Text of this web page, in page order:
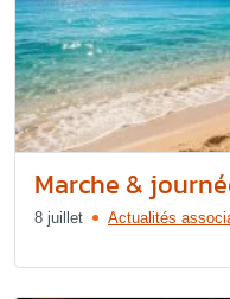
Marche &
8 juillet Actualités